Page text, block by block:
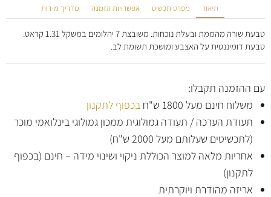
תיאור מפרט תכשיט אפשרויות הזמנה מדריך מידות
טבעת שורה מהממת ובעלת נוכחות. משובצת 7 יהלומים במשקל 1.31 קראט.
טבעת דומיננטית על האצבע ומושכת תשומת לב.
עם ההזמנה תקבלו:
משלוח חינם מעל 1800 ש"ח
בכפוף לתקנון
תעודת הערכה / תעודה גמולוגית ממכון גמולוגי בינלואמי מוכר
(לתכשיטים שעלותם מעל 2000 ש"ח)
אחריות מלאה למוצר הכוללת ניקוי ושינוי מידה – חינם (בכפוף
לתקנון)
אריזה מהודרת ויוקרתית